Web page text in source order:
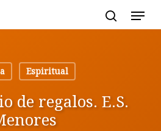
Espiritual
de regalos. E.S.